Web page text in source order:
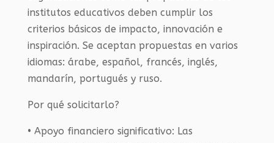
institutos educativos deben cumplir los
criterios básicos de impacto, innovación e
inspiración. Se aceptan propuestas en varios
idiomas: árabe, español, francés, inglés,
mandarín, portugués y ruso.
Por qué solicitarlo?
• Apoyo financiero significativo: Las